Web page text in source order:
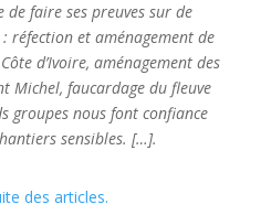
de faire ses preuves sur de
réfection et aménagement de
d’Ivoire, aménagement des
Michel, faucardage du fleuve
groupes nous font confiance
sensibles. […].
des articles.